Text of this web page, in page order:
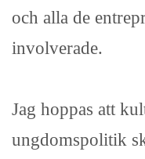
och alla de
involverade.
Jag hoppas att
ungdomspolitik